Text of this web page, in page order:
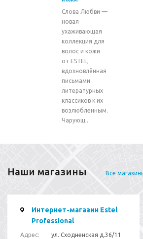
Слова Любви —
новая
ухаживающая
коллекция для
волос и кожи
от ESTEL,
вдохновлённая
письмами
литературных
классиков к их
возлюбленным.
Чарующ...
Наши магазины Все
Интернет-магазин Estel
Professional
Адрес:
ул. Сходненская д.36/11